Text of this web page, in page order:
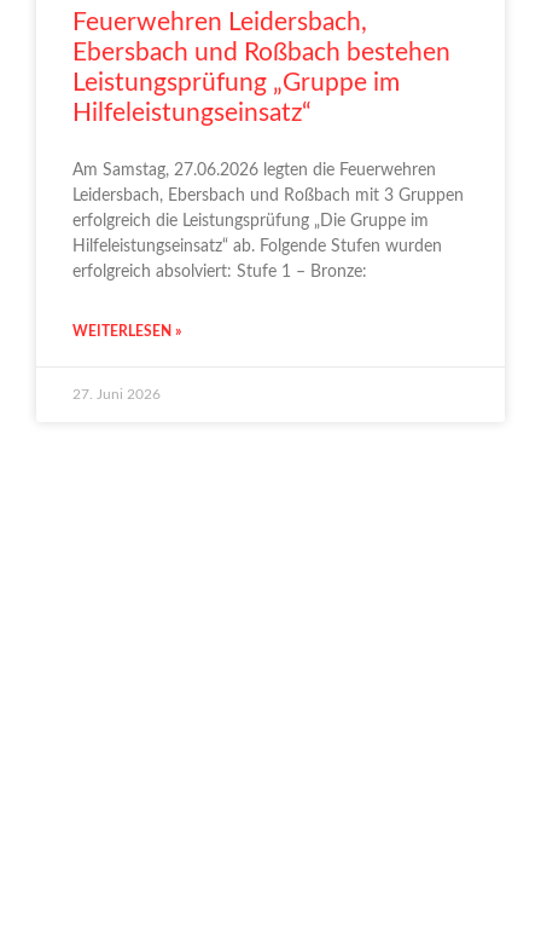
Feuerwehren Leidersbach,
Ebersbach und Roßbach bestehen
Leistungsprüfung „Gruppe im
Hilfeleistungseinsatz“
Am Samstag, 27.06.2026 legten die Feuerwehren
Leidersbach, Ebersbach und Roßbach mit 3 Gruppen
erfolgreich die Leistungsprüfung „Die Gruppe im
Hilfeleistungseinsatz“ ab. Folgende Stufen wurden
erfolgreich absolviert: Stufe 1 – Bronze:
WEITERLESEN »
27. Juni 2026